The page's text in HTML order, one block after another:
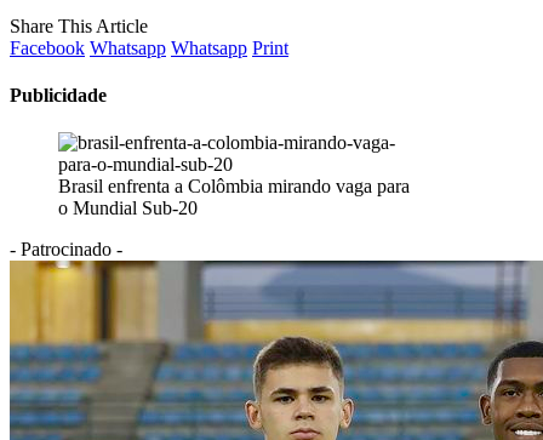
Share This Article
Facebook Whatsapp Whatsapp Print
Publicidade
Brasil enfrenta a Colômbia mirando vaga para
o Mundial Sub-20
- Patrocinado -